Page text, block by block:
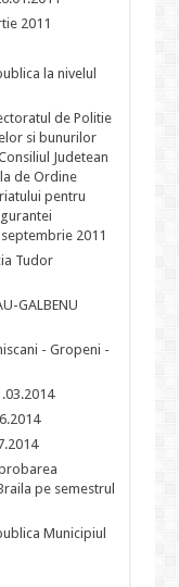
2011
la nivelul
de Politie
si bunurilor
Judetean
de Ordine
pentru
2011
Tudor
GALBENU
- Gropeni -
pe semestrul
Municipiul